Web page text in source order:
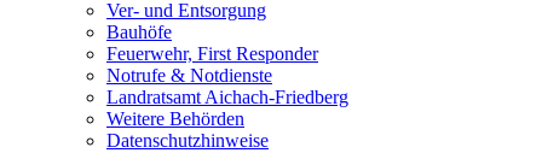
Ver- und Entsorgung
Bauhöfe
Feuerwehr, First Responder
Notrufe & Notdienste
Landratsamt Aichach-Friedberg
Weitere Behörden
Datenschutzhinweise